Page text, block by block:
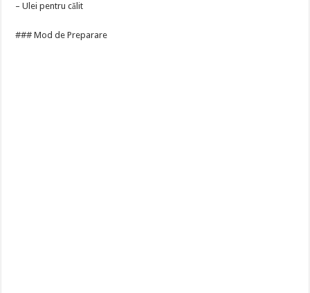
– Ulei pentru călit
### Mod de Preparare